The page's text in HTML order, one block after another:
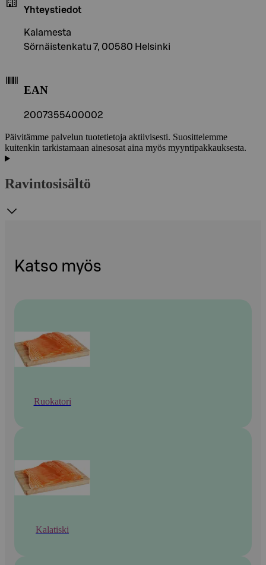
Yhteystiedot
Kalamesta
Sörnäistenkatu 7, 00580 Helsinki
EAN
2007355400002
Päivitämme palvelun tuotetietoja aktiivisesti. Suosittelemme
kuitenkin tarkistamaan ainesosat aina myös myyntipakkauksesta.
Ravintosisältö
Katso myös
Ruokatori
Kalatiski